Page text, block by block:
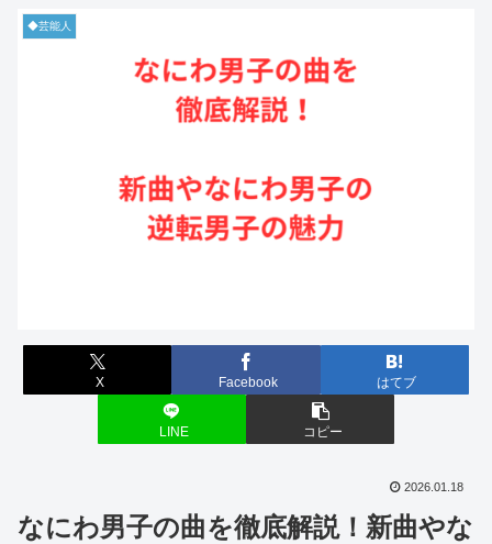
◆芸能人
X Facebook はてブ
LINE コピー
2026.01.18
なにわ男子の曲を徹底解説！新曲やな